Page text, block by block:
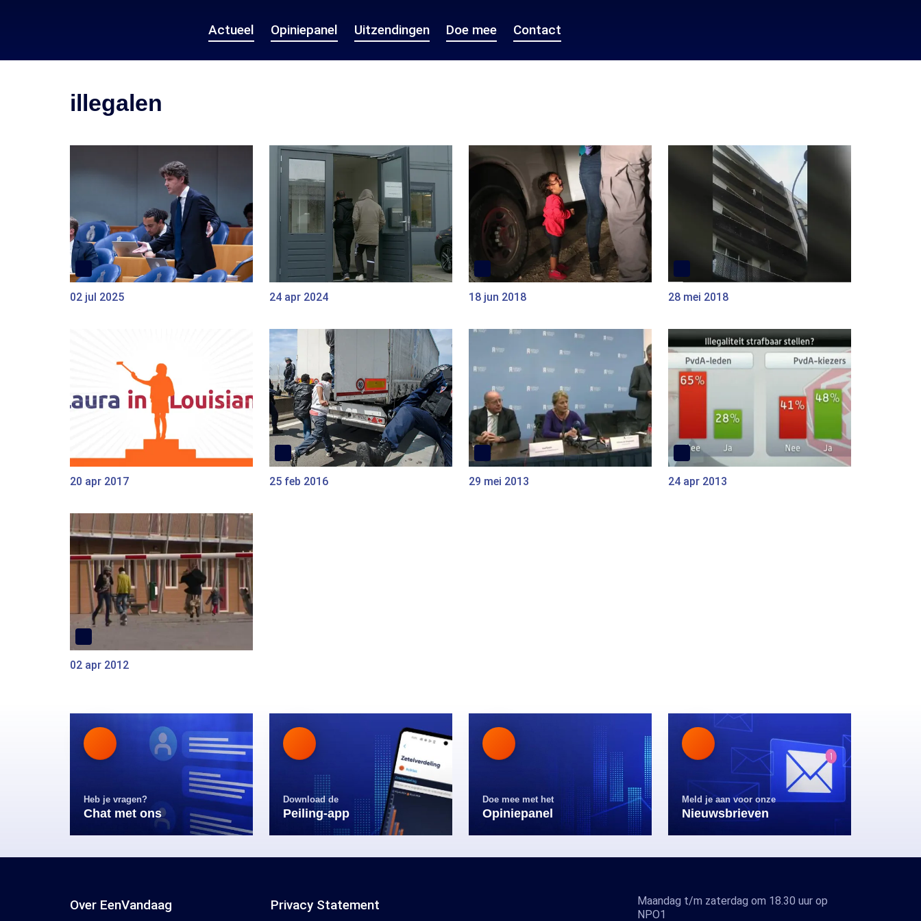
Actueel Opiniepanel Uitzendingen Doe mee Contact
illegalen
02 jul 2025 24 apr 2024 18 jun 2018 28 mei 2018
20 apr 2017 25 feb 2016 29 mei 2013 24 apr 2013
02 apr 2012
Heb je vragen?
Chat met ons
Download de
Peiling-app
Doe mee met het
Opiniepanel
Meld je aan voor onze
Nieuwsbrieven
Over EenVandaag Privacy Statement
Maandag t/m zaterdag om 18.30 uur op
NPO1